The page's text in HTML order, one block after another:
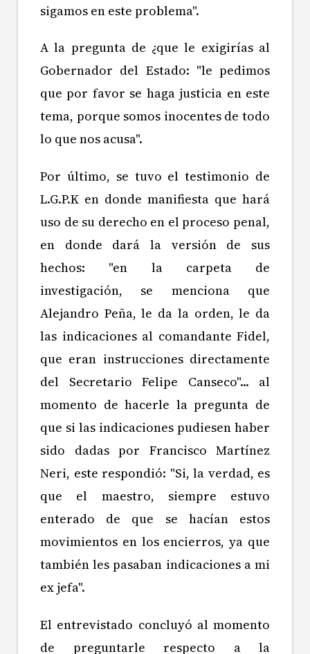
sigamos en este problema".
A la pregunta de ¿que le exigirías al
Gobernador del Estado: "le pedimos
que por favor se haga justicia en este
tema, porque somos inocentes de todo
lo que nos acusa".
Por último, se tuvo el testimonio de
L.G.P.K en donde manifiesta que hará
uso de su derecho en el proceso penal,
en donde dará la versión de sus
hechos: "en la carpeta de
investigación, se menciona que
Alejandro Peña, le da la orden, le da
las indicaciones al comandante Fidel,
que eran instrucciones directamente
del Secretario Felipe Canseco"... al
momento de hacerle la pregunta de
que si las indicaciones pudiesen haber
sido dadas por Francisco Martínez
Neri, este respondió: "Si, la verdad, es
que el maestro, siempre estuvo
enterado de que se hacían estos
movimientos en los encierros, ya que
también les pasaban indicaciones a mi
ex jefa".
El entrevistado concluyó al momento
de preguntarle respecto a la